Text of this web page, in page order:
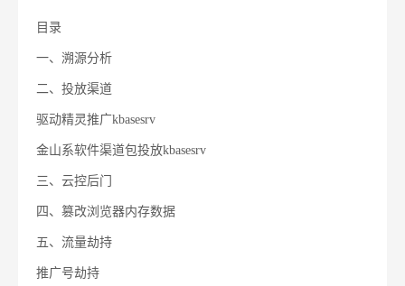
目录
一、 溯源分析
二、 投放渠道
驱动精灵推广kbasesrv
金山系软件渠道包投放kbasesrv
三、 云控后门
四、 篡改浏览器内存数据
五、 流量劫持
推广号劫持